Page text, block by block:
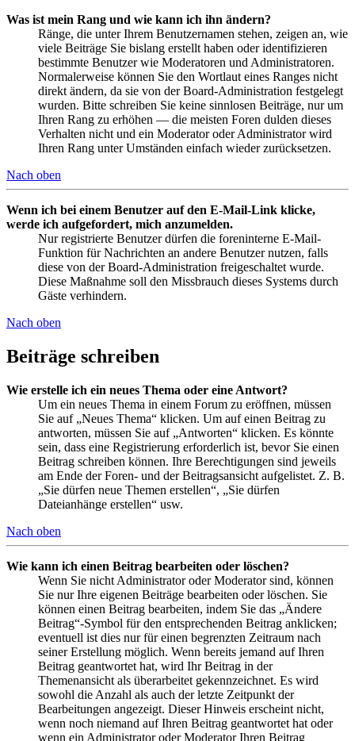
Was ist mein Rang und wie kann ich ihn ändern?
Ränge, die unter Ihrem Benutzernamen stehen, zeigen an, wie
viele Beiträge Sie bislang erstellt haben oder identifizieren
bestimmte Benutzer wie Moderatoren und Administratoren.
Normalerweise können Sie den Wortlaut eines Ranges nicht
direkt ändern, da sie von der Board-Administration festgelegt
wurden. Bitte schreiben Sie keine sinnlosen Beiträge, nur um
Ihren Rang zu erhöhen — die meisten Foren dulden dieses
Verhalten nicht und ein Moderator oder Administrator wird
Ihren Rang unter Umständen einfach wieder zurücksetzen.
Nach oben
Wenn ich bei einem Benutzer auf den E-Mail-Link klicke,
werde ich aufgefordert, mich anzumelden.
Nur registrierte Benutzer dürfen die foreninterne E-Mail-
Funktion für Nachrichten an andere Benutzer nutzen, falls
diese von der Board-Administration freigeschaltet wurde.
Diese Maßnahme soll den Missbrauch dieses Systems durch
Gäste verhindern.
Nach oben
Beiträge schreiben
Wie erstelle ich ein neues Thema oder eine Antwort?
Um ein neues Thema in einem Forum zu eröffnen, müssen
Sie auf „Neues Thema“ klicken. Um auf einen Beitrag zu
antworten, müssen Sie auf „Antworten“ klicken. Es könnte
sein, dass eine Registrierung erforderlich ist, bevor Sie einen
Beitrag schreiben können. Ihre Berechtigungen sind jeweils
am Ende der Foren- und der Beitragsansicht aufgelistet. Z. B.
„Sie dürfen neue Themen erstellen“, „Sie dürfen
Dateianhänge erstellen“ usw.
Nach oben
Wie kann ich einen Beitrag bearbeiten oder löschen?
Wenn Sie nicht Administrator oder Moderator sind, können
Sie nur Ihre eigenen Beiträge bearbeiten oder löschen. Sie
können einen Beitrag bearbeiten, indem Sie das „Ändere
Beitrag“-Symbol für den entsprechenden Beitrag anklicken;
eventuell ist dies nur für einen begrenzten Zeitraum nach
seiner Erstellung möglich. Wenn bereits jemand auf Ihren
Beitrag geantwortet hat, wird Ihr Beitrag in der
Themenansicht als überarbeitet gekennzeichnet. Es wird
sowohl die Anzahl als auch der letzte Zeitpunkt der
Bearbeitungen angezeigt. Dieser Hinweis erscheint nicht,
wenn noch niemand auf Ihren Beitrag geantwortet hat oder
wenn ein Administrator oder Moderator Ihren Beitrag